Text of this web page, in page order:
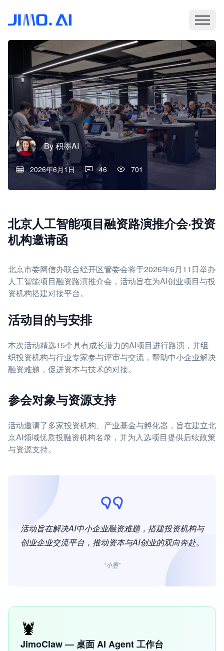
By积墨AI
2026年6月1日 46 701
北京人工智能项目融资路演推介会·投资
机构邀请函
北京市委网信办联合经开区管委会将于2026年6月11日举办
人工智能项目融资路演推介会，活动旨在为AI创业项目与投
资机构搭建对接平台。
活动目的与安排
本次活动精选15个具有成长潜力的AI项目进行路演，并组
织投资机构与行业专家参与评审与交流，帮助中小企业解决
融资难题，促进资本与技术的对接。
参会对象与资源支持
活动邀请了多家投资机构、产业基金与孵化器，旨在建立北
京AI领域优质投融资机构名录，并为入选项目提供后续政策
与资源支持。
活动旨在解决AI中小企业融资难题，搭建投资机构与
创业企业交流平台，推动资本与AI创业的双向奔赴。
“小墨”
🦞
JimoClaw — 桌面 AI Agent 工作台